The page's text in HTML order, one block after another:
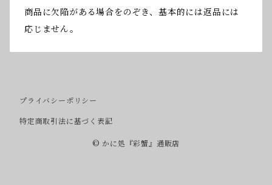
商品に欠陥がある場合をのぞき、基本的には返品には
応じません。
プライバシーポリシー
特定商取引法に基づく表記
© かに処『彩蟹』通販店